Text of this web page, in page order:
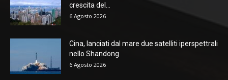
crescita del...
6 Agosto 2026
Cina, lanciati dal mare due satelliti iperspettrali
nello Shandong
6 Agosto 2026